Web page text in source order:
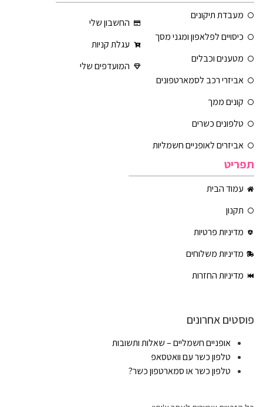
מעבדת תיקונים
כיסויים לפלאפון ומגני מסך
מטענים וכבלים
אביזרי רכב לסמארטפונים
קונים ממך
טלפונים כשרים
אביזרים לאופניים חשמליות
החשבון שלי
עגלת קניות
המועדפים שלי
תפריט
עמוד הבית
תקנון
מדיניות פרטיות
מדיניות משלוחים
מדיניות החזרות
פוסטים אחרונים
אופניים חשמליים – שאלות ותשובות
טלפון כשר עם וואטסאפ
טלפון כשר או סמארטפון כשר?